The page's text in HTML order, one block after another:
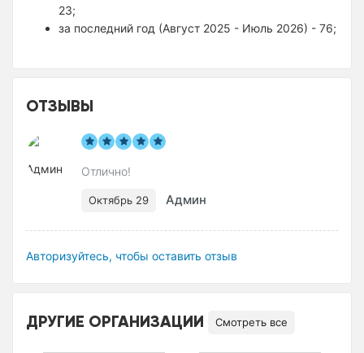
23;
за последний год (Август 2025 - Июль 2026) - 76;
ОТЗЫВЫ
Отлично!
Октябрь 29 Админ
Авторизуйтесь, чтобы оставить отзыв
ДРУГИЕ ОРГАНИЗАЦИИ Смотреть все